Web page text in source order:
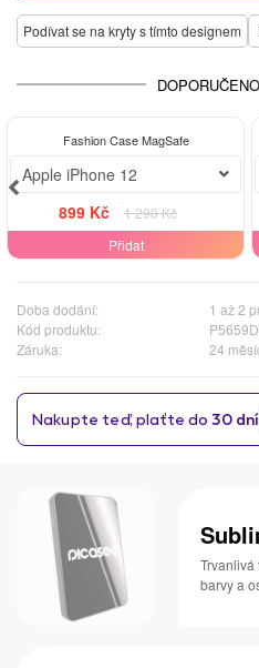
Podívat se na kryty s tímto designem
Fashion Case MagSafe
Apple iPhone 12
899 Kč
1 290 Kč
Přidat
Doba dodání:
1 až 2
Kód produktu:
Záruka:
24
barvy a